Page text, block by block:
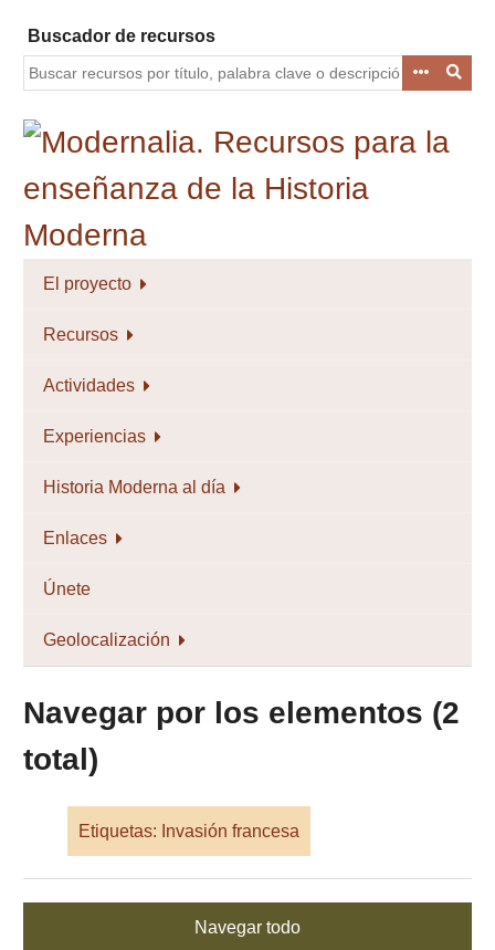
contenido
principal
Buscador de recursos
El proyecto
Recursos
Actividades
Experiencias
Historia Moderna al día
Enlaces
Únete
Geolocalización
Navegar por los elementos (2
total)
Etiquetas: Invasión francesa
Navegar todo